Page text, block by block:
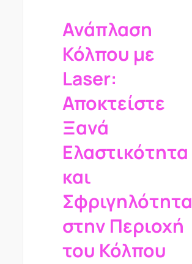
Ανάπλαση
Κόλπου με
Laser:
Αποκτείστε
Ξανά
Ελαστικότητα
και
Σφριγηλότητα
στην Περιοχή
του Κόλπου